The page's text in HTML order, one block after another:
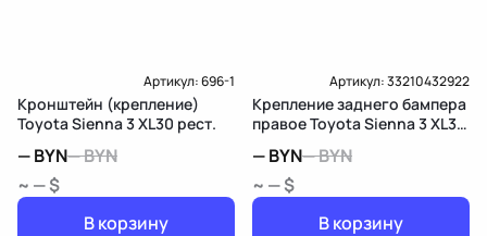
Артикул:696-1
Кронштейн (крепление)
Toyota Sienna 3 XL30 рест.
—BYN—BYN
~ — $
В корзину
Артикул:33210432922
Крепление заднего бампера
правое Toyota Sienna 3 XL30
—BYN—BYN
~ — $
В корзину